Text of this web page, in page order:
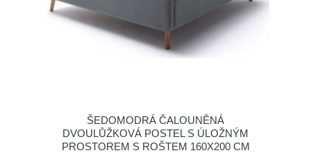
ŠEDOMODRÁ ČALOUNĚNÁ
DVOULŮŽKOVÁ POSTEL S ÚLOŽNÝM
PROSTOREM S ROŠTEM 160X200 CM